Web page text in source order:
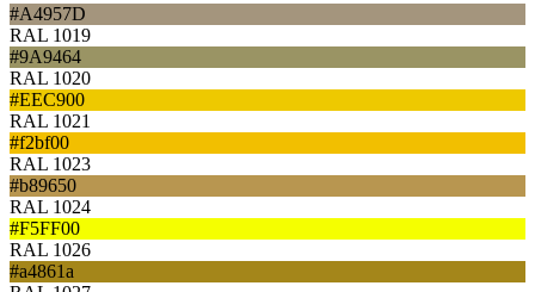
#A4957D
RAL 1019
#9A9464
RAL 1020
#EEC900
RAL 1021
#f2bf00
RAL 1023
#b89650
RAL 1024
#F5FF00
RAL 1026
#a4861a